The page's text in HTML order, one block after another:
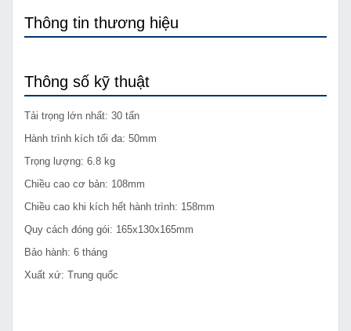
Thông tin thương hiệu
Thông số kỹ thuật
Tải trọng lớn nhất: 30 tấn
Hành trình kích tối đa: 50mm
Trọng lượng: 6.8 kg
Chiều cao cơ bản: 108mm
Chiều cao khi kích hết hành trình: 158mm
Quy cách đóng gói: 165x130x165mm
Bảo hành: 6 tháng
Xuất xứ: Trung quốc